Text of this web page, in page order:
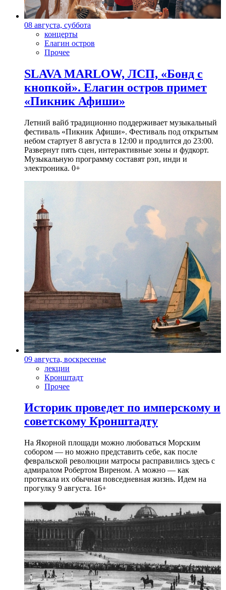
08 августа, суббота
концерты
Елагин остров
Прочее
SLAVA MARLOW, ЛСП, «Бонд с
кнопкой». Елагин остров примет
«Пикник Афиши»
Летний вайб традиционно поддерживает музыкальный
фестиваль «Пикник Афиши». Фестиваль под открытым
небом стартует 8 августа в 12:00 и продлится до 23:00.
Развернут пять сцен, интерактивные зоны и фудкорт.
Музыкальную программу составят рэп, инди и
электроника. 0+
09 августа, воскресенье
лекции
Кронштадт
Прочее
Историк проведет по имперскому и
советскому Кронштадту
На Якорной площади можно любоваться Морским
собором — но можно представить себе, как после
февральской революции матросы расправились здесь с
адмиралом Робертом Виреном. А можно — как
протекала их обычная повседневная жизнь. Идем на
прогулку 9 августа. 16+